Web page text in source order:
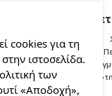
cookies για τη
ιστοσελίδα.
των
«Αποδοχή»,